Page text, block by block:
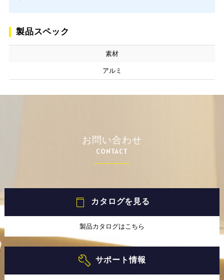
製品スペック
素材
アルミ
お問い合わせ
CONTACT
カタログを見る
製品カタログはこちら
サポート情報